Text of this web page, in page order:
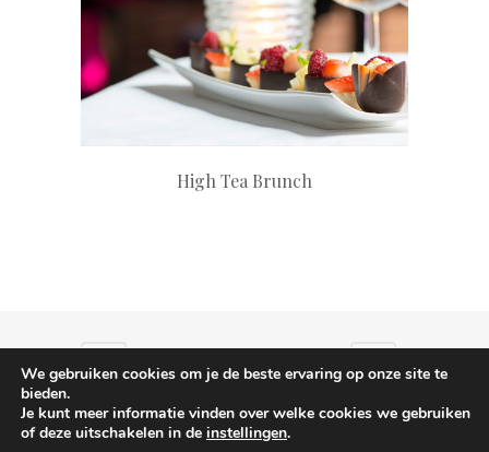
+
High Tea Brunch
We gebruiken cookies om je de beste ervaring op onze site te
bieden.
Je kunt meer informatie vinden over welke cookies we gebruiken
of deze uitschakelen in de instellingen.